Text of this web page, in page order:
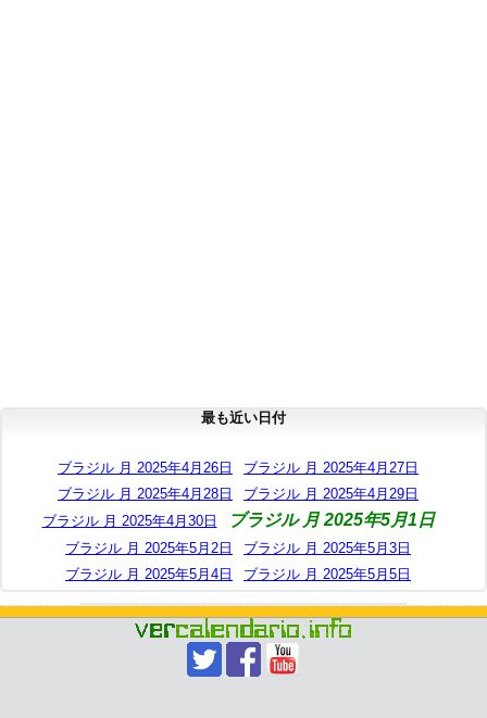
最も近い日付
ブラジル 月 2025年4月26日
ブラジル 月 2025年4月27日
ブラジル 月 2025年4月28日
ブラジル 月 2025年4月29日
ブラジル 月 2025年4月30日
ブラジル 月 2025年5月1日
ブラジル 月 2025年5月2日
ブラジル 月 2025年5月3日
ブラジル 月 2025年5月4日
ブラジル 月 2025年5月5日